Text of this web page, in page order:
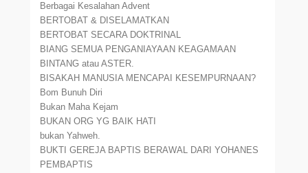
Berbagai Kesalahan Advent
BERTOBAT & DISELAMATKAN
BERTOBAT SECARA DOKTRINAL
BIANG SEMUA PENGANIAYAAN KEAGAMAAN
BINTANG atau ASTER.
BISAKAH MANUSIA MENCAPAI KESEMPURNAAN?
Bom Bunuh Diri
Bukan Maha Kejam
BUKAN ORG YG BAIK HATI
bukan Yahweh.
BUKTI GEREJA BAPTIS BERAWAL DARI YOHANES
PEMBAPTIS